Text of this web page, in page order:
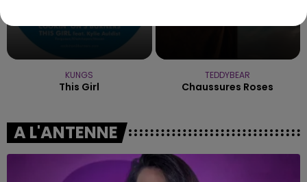
KUNGS
This Girl
TEDDYBEAR
Chaussures Roses
A L'ANTENNE